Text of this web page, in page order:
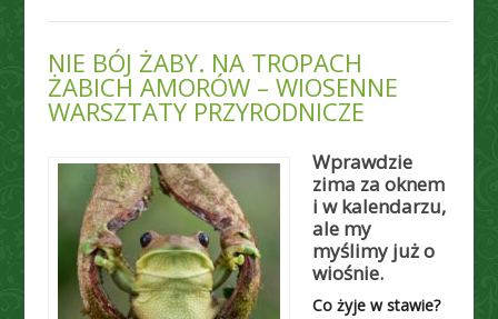
NIE BÓJ ŻABY. NA TROPACH
ŻABICH AMORÓW – WIOSENNE
WARSZTATY PRZYRODNICZE
Wprawdzie
zima za oknem
i w kalendarzu,
ale my
myślimy już o
wiośnie.
Co żyje w stawie?